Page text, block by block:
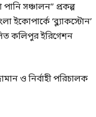
সঞ্চালন” প্রকল্প
‘ব্ল্যাকস্টোন’
কলিপুর ইরিগেশন
ও নির্বাহী পরিচালক